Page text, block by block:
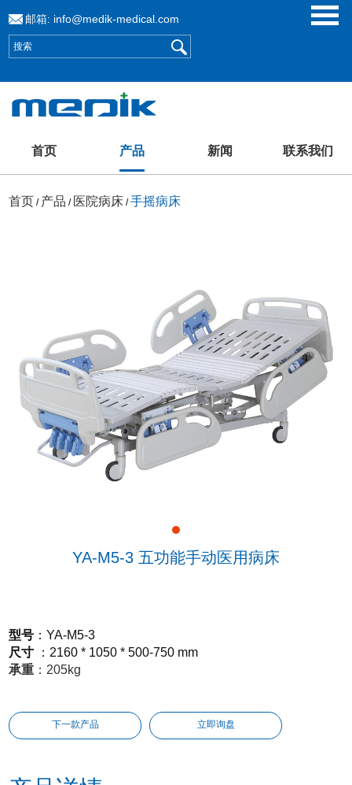
邮箱: info@medik-medical.com
首页 产品 新闻 联系我们
首页 / 产品 / 医院病床 /手摇病床
YA-M5-3 五功能手动医用病床
型号 ：YA-M5-3
尺寸
： 2160 * 1050 * 500-750 mm
承重 ： 205kg
下一款产品 立即询盘